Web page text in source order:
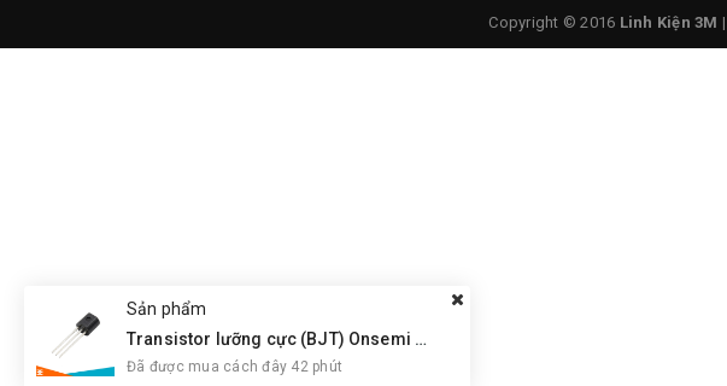
Copyright © 2016 Linh Kiện 3M
Sản phẩm
Transistor lưỡng cực (BJT) Onsemi BC547CBU NPN
Đã được mua cách đây 42 phút